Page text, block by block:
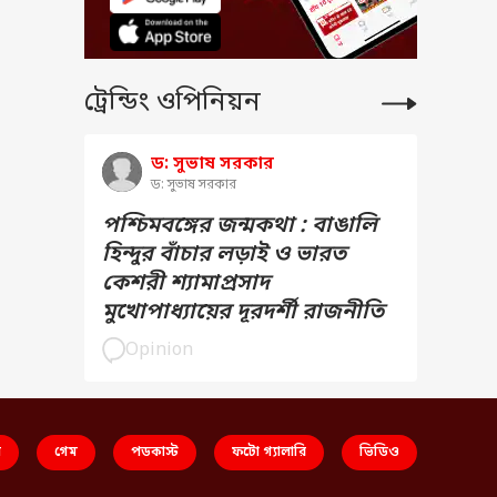
ট্রেন্ডিং ওপিনিয়ন
ড: সুভাষ সরকার
ড: সুভাষ সরকার
পশ্চিমবঙ্গের জন্মকথা : বাঙালি
হিন্দুর বাঁচার লড়াই ও ভারত
কেশরী শ্যামাপ্রসাদ
মুখোপাধ্যায়ের দূরদর্শী রাজনীতি
Opinion
গেম পডকাস্ট ফটো গ্যালারি ভিডিও